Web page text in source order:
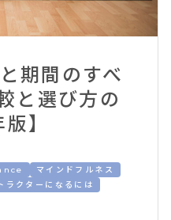
期間のすべ
と選び方の
】
マインドフルネス
ラクターになるには